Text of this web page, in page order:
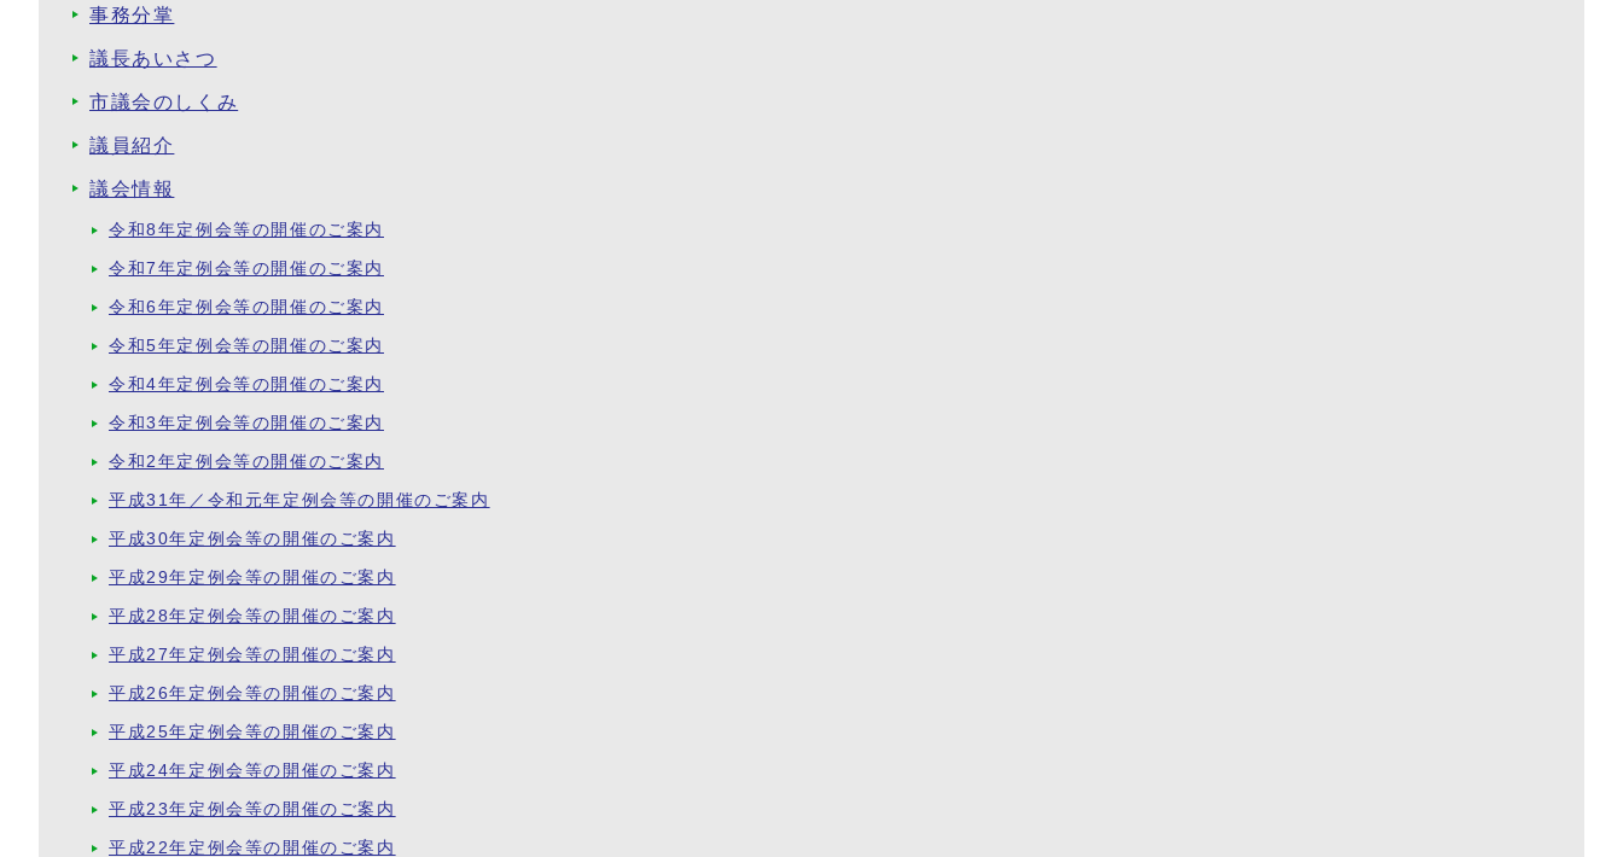
事務分掌
議長あいさつ
市議会のしくみ
議員紹介
議会情報
令和8年定例会等の開催のご案内
令和7年定例会等の開催のご案内
令和6年定例会等の開催のご案内
令和5年定例会等の開催のご案内
令和4年定例会等の開催のご案内
令和3年定例会等の開催のご案内
令和2年定例会等の開催のご案内
平成31年／令和元年定例会等の開催のご案内
平成30年定例会等の開催のご案内
平成29年定例会等の開催のご案内
平成28年定例会等の開催のご案内
平成27年定例会等の開催のご案内
平成26年定例会等の開催のご案内
平成25年定例会等の開催のご案内
平成24年定例会等の開催のご案内
平成23年定例会等の開催のご案内
平成22年定例会等の開催のご案内